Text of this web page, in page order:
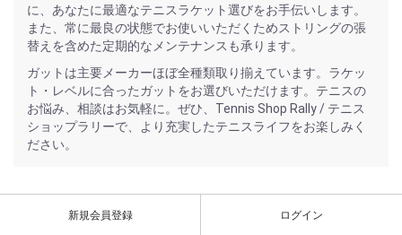
に、あなたに最適なテニスラケット選びをお手伝いします。
また、常に最良の状態でお使いいただくためストリングの張
替えを含めた定期的なメンテナンスも承ります。
ガットは主要メーカーほぼ全種類取り揃えています。ラケッ
ト・レベルに合ったガットをお選びいただけます。テニスの
お悩み、相談はお気軽に。ぜひ、Tennis Shop Rally / テニス
ショップラリーで、より充実したテニスライフをお楽しみく
ださい。
新規会員登録 ログイン